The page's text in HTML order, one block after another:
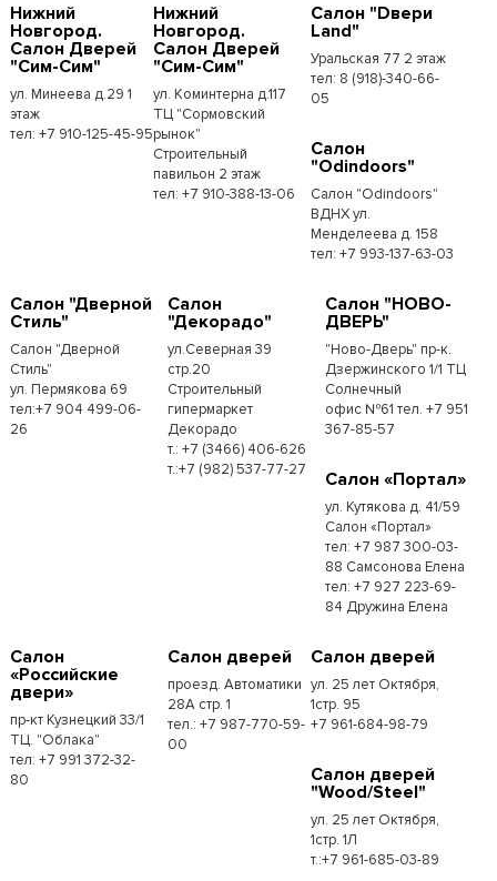
Нижний
Новгород.
Салон Дверей
"Сим-Сим"
ул. Минеева д.29 1
этаж
тел: +7 910-125-45-95
Нижний
Новгород.
Салон Дверей
"Сим-Сим"
ул. Коминтерна д.117
ТЦ "Сормовский
рынок"
Строительный
павильон 2 этаж
тел: +7 910-388-13-06
Салон "Dвери
Land"
Уральская 77 2 этаж
тел: 8 (918)-340-66-
05
Салон
"Odindoors"
Салон "Odindoors"
ВДНХ ул.
Менделеева д. 158
тел: +7 993-137-63-03
Салон "Дверной
Стиль"
Салон "Дверной
Стиль"
ул. Пермякова 69
тел:+7 904 499-06-
26
Салон
"Декорадо"
ул.Северная 39
стр.20
Строительный
гипермаркет
Декорадо
т.: +7 (3466) 406-626
т.:+7 (982) 537-77-27
Салон "НОВО-
ДВЕРЬ"
"Ново-Дверь" пр-к.
Дзержинского 1/1 ТЦ
Солнечный
офис №61 тел. +7 951
367-85-57
Салон «Портал»
ул. Кутякова д. 41/59
Салон «Портал»
тел: +7 987 300-03-
88 Самсонова Елена
тел: +7 927 223-69-
84 Дружина Елена
Салон
«Российские
двери»
пр-кт Кузнецкий 33/1
ТЦ. "Облака"
тел: +7 991 372-32-
80
Салон дверей
проезд. Автоматики
28А стр. 1
тел.: +7 987-770-59-
00
Салон дверей
ул. 25 лет Октября,
1стр. 95
+7 961-684-98-79
Салон дверей
"Wood/Steel"
ул. 25 лет Октября,
1стр. 1Л
т.:+7 961-685-03-89